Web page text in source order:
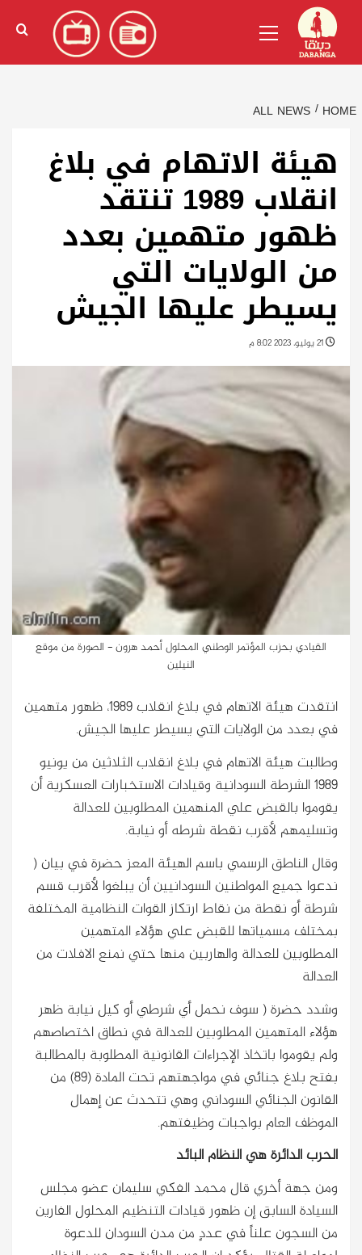
content
الإنجليزية)
Menu
HOME
ALL NEWS
هيئة الاتهام في بلاغ
انقلاب 1989 تنتقد
ظهور متهمين بعدد
من الولايات التي
يسيطر عليها الجيش
القيادي بحزب المؤتمر الوطني المحلول أحمد هرون - الصورة من موقع
النيلين
انتقدت هيئة الاتهام في بلاغ انقلاب 1989، ظهور متهمين
في بعدد من الولايات التي يسيطر عليها الجيش.
وطالبت هيئة الاتهام في بلاغ انقلاب الثلاثين من يونيو
1989 الشرطة السودانية وقيادات الاستخبارات العسكرية أن
يقوموا بالقبض علي المنهمين المطلوبين للعدالة
وتسليمهم لأقرب نقطة شرطه أو نيابة.
وقال الناطق الرسمي باسم الهيئة المعز حضرة في بيان (
ندعوا جميع المواطنين السودانيين أن يبلغوا لأقرب قسم
شرطة أو نقطة من نقاط ارتكاز القوات النظامية المختلفة
بمختلف مسمياتها للقبض علي هؤلاء المتهمين
المطلوبين للعدالة والهاربين منها حتي نمنع الافلات من
العدالة
وشدد حضرة ( سوف نحمل أي شرطي أو كيل نيابة ظهر
هؤلاء المتهمين المطلوبين للعدالة في نطاق اختصاصهم
ولم يقوموا باتخاذ الإجراءات القانونية المطلوبة بالمطالبة
بفتح بلاغ جنائي في مواجهتهم تحت المادة (٨٩) من
القانون الجنائي السوداني وهي تتحدث عن إهمال
الموظف العام بواجبات وظيفتهم.
الحرب الدائرة هي النظام البائد
ومن جهة أخري قال محمد الفكي سليمان عضو مجلس
السيادة السابق إن ظهور قيادات التنظيم المحلول الفارين
من السجون علناً في عددٍ من مدن السودان للدعوة